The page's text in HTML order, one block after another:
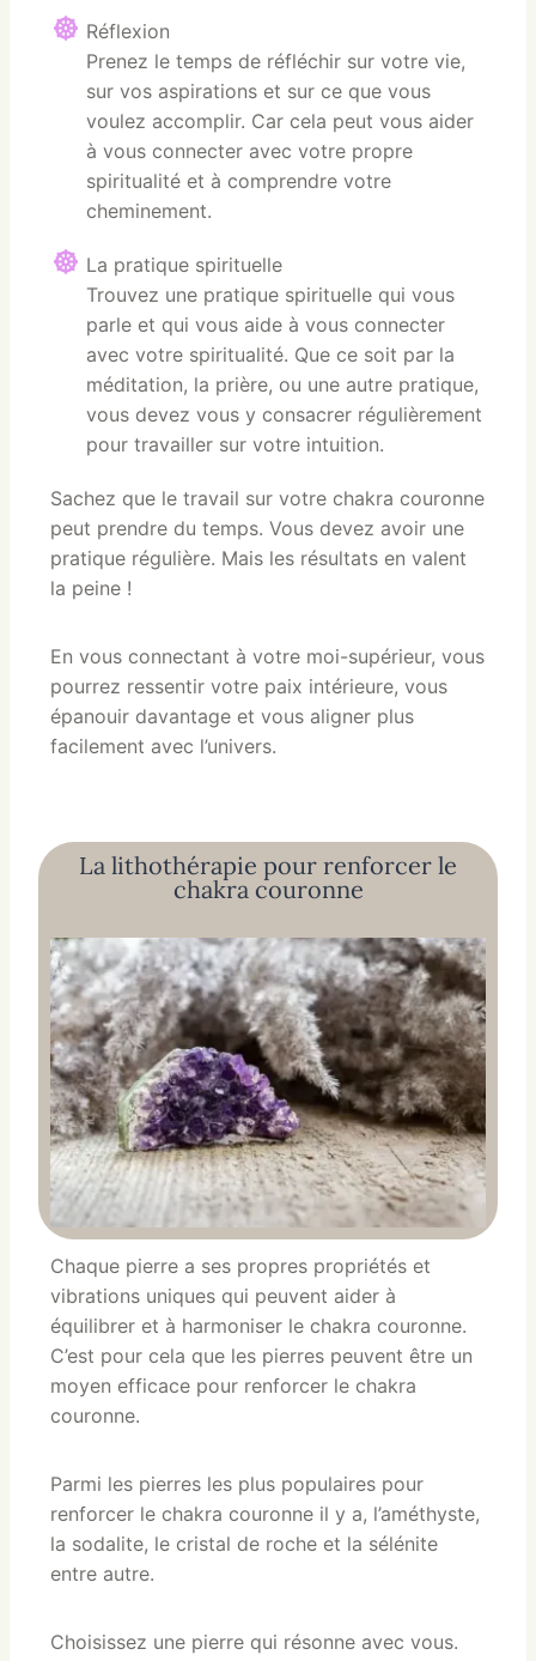
Réflexion
Prenez le temps de réfléchir sur votre vie,
sur vos aspirations et sur ce que vous
voulez accomplir. Car cela peut vous aider
à vous connecter avec votre propre
spiritualité et à comprendre votre
cheminement.
La pratique spirituelle
Trouvez une pratique spirituelle qui vous
parle et qui vous aide à vous connecter
avec votre spiritualité. Que ce soit par la
méditation, la prière, ou une autre pratique,
vous devez vous y consacrer régulièrement
pour travailler sur votre intuition.
Sachez que le travail sur votre chakra couronne
peut prendre du temps. Vous devez avoir une
pratique régulière. Mais les résultats en valent
la peine !
En vous connectant à votre moi-supérieur, vous
pourrez ressentir votre paix intérieure, vous
épanouir davantage et vous aligner plus
facilement avec l’univers.
La lithothérapie pour renforcer le
chakra couronne
Chaque pierre a ses propres propriétés et
vibrations uniques qui peuvent aider à
équilibrer et à harmoniser le chakra couronne.
C’est pour cela que les pierres peuvent être un
moyen efficace pour renforcer le chakra
couronne.
Parmi les pierres les plus populaires pour
renforcer le chakra couronne il y a, l’améthyste,
la sodalite, le cristal de roche et la sélénite
entre autre.
Choisissez une pierre qui résonne avec vous.